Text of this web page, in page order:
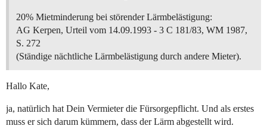
20% Mietminderung bei störender Lärmbelästigung:
AG Kerpen, Urteil vom 14.09.1993 - 3 C 181/83, WM 1987,
S. 272
(Ständige nächtliche Lärmbelästigung durch andere Mieter).
Hallo Kate,
ja, natürlich hat Dein Vermieter die Fürsorgepflicht. Und als erstes
muss er sich darum kümmern, dass der Lärm abgestellt wird.